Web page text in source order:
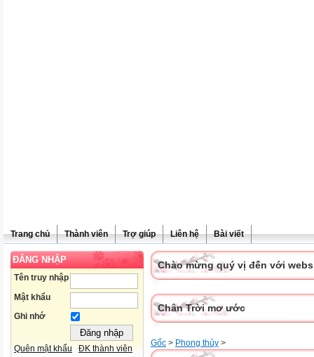
Trang chủ Thành viên Trợ giúp Liên hệ Bài viết
ĐĂNG NHẬP
Tên truy nhập
Mật khẩu
Ghi nhớ
Quên mật khẩu ĐK thành viên
Chào mừng quý vị đến với
Chân Trời mơ ước
Gốc > Phong thủy >